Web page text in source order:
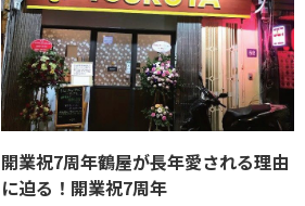
開業祝7周年鶴屋が長年愛される理由
に迫る！開業祝7周年